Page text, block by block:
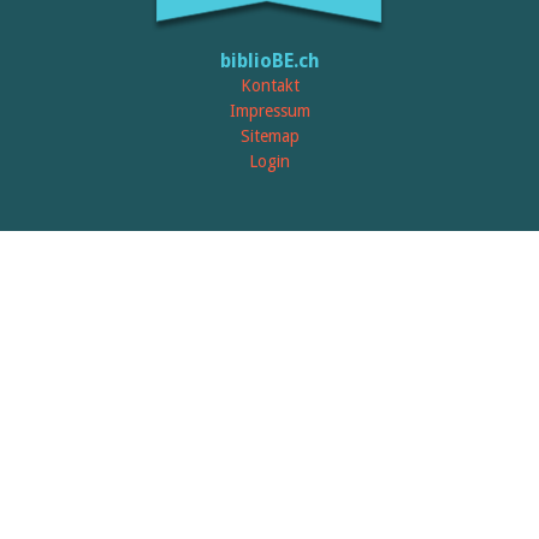
biblioBE.ch
Kontakt
Impressum
Sitemap
Login